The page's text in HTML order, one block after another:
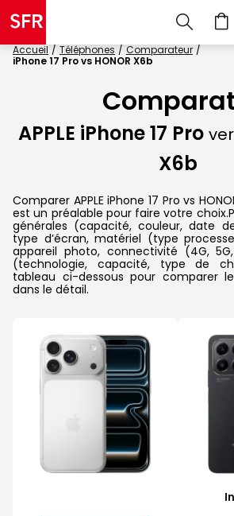
Accueil Téléphones
Comparateur
iPhone 17 Pro vs HONOR X6b
APPLE iPhone 17 Pro
X6b
Comparer APPLE iPhone 17 Pro vs
est un préalable pour faire votre
générales (capacité, couleur, date
type d’écran, matériel (type
appareil photo, connectivité (4G,
(technologie, capacité, type de
tableau ci-dessous pour comparer
dans le détail.